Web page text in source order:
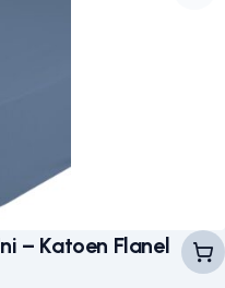
– Katoen Flanel